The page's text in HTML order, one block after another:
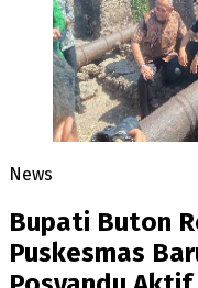
News
Bupati Buton
Puskesmas